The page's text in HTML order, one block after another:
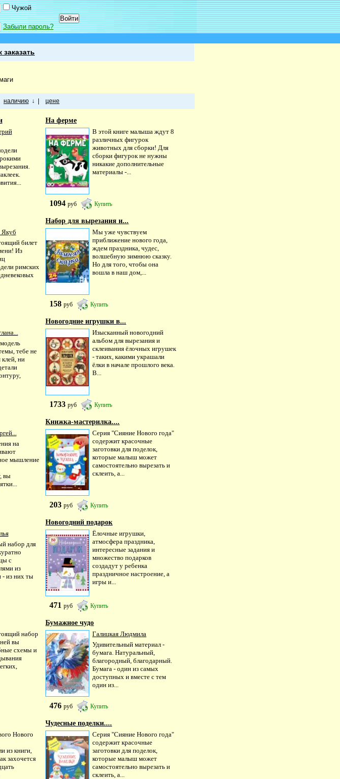
Чужой
Забыли пароль?
заказать
наличию ↓ цене
На ферме
В этой книге малыша ждут 8
различных фигурок
животных для сборки! Для
сборки фигурок не нужны
никакие дополнительные
материалы -...
1094руб Купить
Якуб
билет
Из
римских
Набор для вырезания и...
Мы уже чувствуем
приближение нового года,
ждем праздника, чудес,
волшебную зимнюю сказку.
Но для того, чтобы она
вошла в наш дом,...
158руб Купить
тебе не
ни
Новогодние игрушки в...
Изысканный новогодний
альбом для вырезания и
склеивания ёлочных игрушек
- таких, какими украшали
ёлки в начале прошлого века.
В...
1733руб Купить
на
мышление
вы
Книжка-мастерилка....
Серия "Сияние Нового года"
содержит красочные
заготовки для поделок,
которые малыш может
самостоятельно вырезать и
склеить, а...
203руб Купить
набор для
с
из
- из них ты
Новогодний подарок
Ёлочные игрушки,
атмосфера праздника,
интересные задания и
множество подарков
создадут у ребенка
праздничное настроение, а
игры и...
471руб Купить
набор
вы
схемы и
Бумажное чудо
Галицкая Людмила
Удивительный материал -
бумага. Натуральный,
благородный, благодарный.
Бумага - один из самых
доступных и вместе с тем
один из...
476руб Купить
Нового
из книги,
захочется
Чудесные поделки....
Серия "Сияние Нового года"
содержит красочные
заготовки для поделок,
которые малыш может
самостоятельно вырезать и
склеить, а...